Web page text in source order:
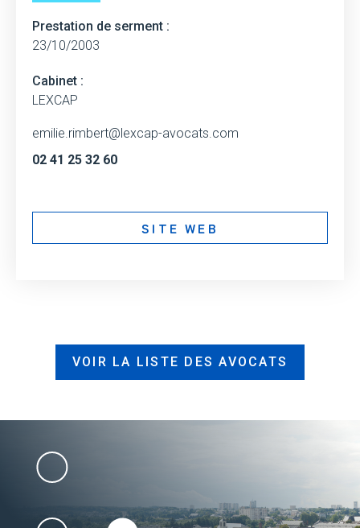
Prestation de serment :
23/10/2003
Cabinet :
LEXCAP
emilie.rimbert@lexcap-avocats.com
02 41 25 32 60
SITE WEB
VOIR LA LISTE DES AVOCATS